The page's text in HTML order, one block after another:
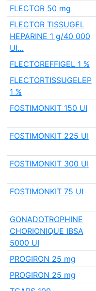
FLECTOR 50 mg
FLECTOR TISSUGEL
HEPARINE 1 g/40 000
UI…
FLECTOREFFIGEL 1 %
FLECTORTISSUGELEP
1 %
FOSTIMONKIT 150 UI
FOSTIMONKIT 225 UI
FOSTIMONKIT 300 UI
FOSTIMONKIT 75 UI
GONADOTROPHINE
CHORIONIQUE IBSA
5000 UI
PROGIRON 25 mg
PROGIRON 25 mg